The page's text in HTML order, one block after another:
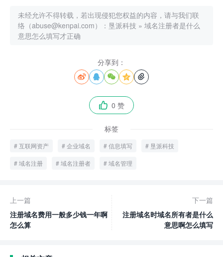
未经允许不得转载，若出现侵犯您权益的内容，请与我们联
络（abuse@kenpai.com）： 垦派科技 » 域名注册者是什么
意思怎么填写才正确
分享到：
    
 0 赞
标签
互联网资产 企业域名 信息填写 垦派科技
域名注册 域名注册者 域名管理
上一篇
注册域名费用一般多少钱一年啊
怎么算
下一篇
注册域名时域名所有者是什么
意思啊怎么填写